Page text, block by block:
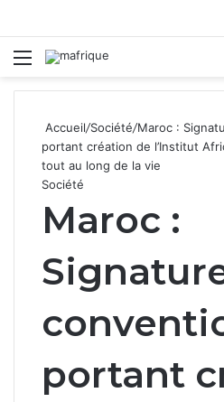
Menu
Accueil/Société/Maroc :
portant création de l’Institut
tout au long de la vie
Société
Maroc :
portant